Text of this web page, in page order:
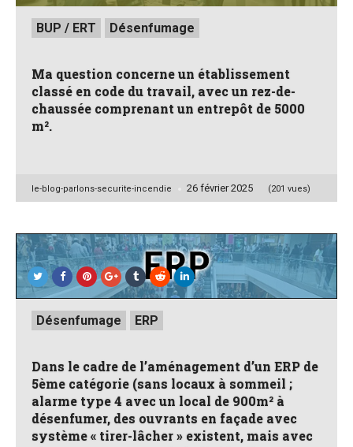
Posted
inBUP / ERT Désenfumage
Ma question concerne un établissement
classé en code du travail, avec un rez-de-
chaussée comprenant un entrepôt de 5000
m².
Posted
le-blog-parlons-securite-incendie 26 février 2025 (201 vues)
Posted
inDésenfumage ERP
Dans le cadre de l’aménagement d’un ERP de
5ème catégorie (sans locaux à sommeil ;
alarme type 4 avec un local de 900m² à
désenfumer, des ouvrants en façade avec
système « tirer-lâcher » existent, mais avec